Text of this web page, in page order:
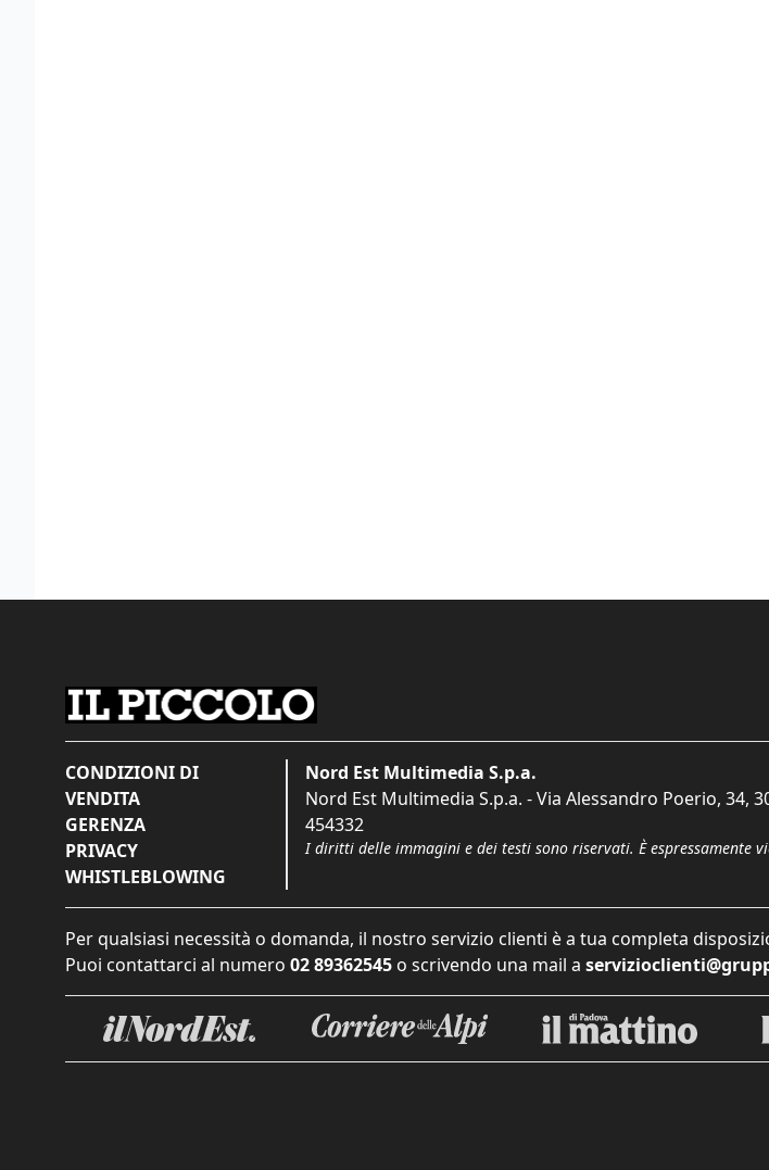
CONDIZIONI DI
VENDITA
GERENZA
PRIVACY
WHISTLEBLOWING
Nord Est Multimedia S.p.a.
Nord Est Multimedia S.p.a. - Via Alessandro Poerio, 34,
454332
I diritti delle immagini e dei testi sono riservati. È espressamente
Per qualsiasi necessità o domanda, il nostro servizio clienti è a tua completa
Puoi contattarci al numero 02 89362545 o scrivendo una mail a